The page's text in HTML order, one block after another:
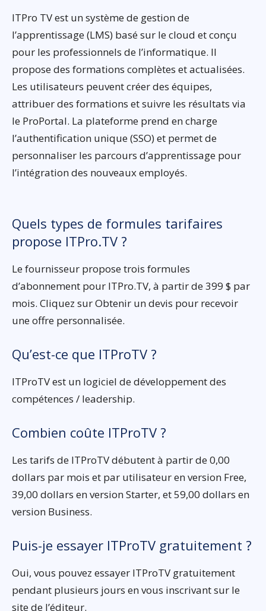
ITPro TV est un système de gestion de
l’apprentissage (LMS) basé sur le cloud et conçu
pour les professionnels de l’informatique. Il
propose des formations complètes et actualisées.
Les utilisateurs peuvent créer des équipes,
attribuer des formations et suivre les résultats via
le ProPortal. La plateforme prend en charge
l’authentification unique (SSO) et permet de
personnaliser les parcours d’apprentissage pour
l’intégration des nouveaux employés.
Quels types de formules tarifaires
propose ITPro.TV ?
Le fournisseur propose trois formules
d’abonnement pour ITPro.TV, à partir de 399 $ par
mois. Cliquez sur Obtenir un devis pour recevoir
une offre personnalisée.
Qu’est-ce que ITProTV ?
ITProTV est un logiciel de développement des
compétences / leadership.
Combien coûte ITProTV ?
Les tarifs de ITProTV débutent à partir de 0,00
dollars par mois et par utilisateur en version Free,
39,00 dollars en version Starter, et 59,00 dollars en
version Business.
Puis-je essayer ITProTV gratuitement ?
Oui, vous pouvez essayer ITProTV gratuitement
pendant plusieurs jours en vous inscrivant sur le
site de l’éditeur.